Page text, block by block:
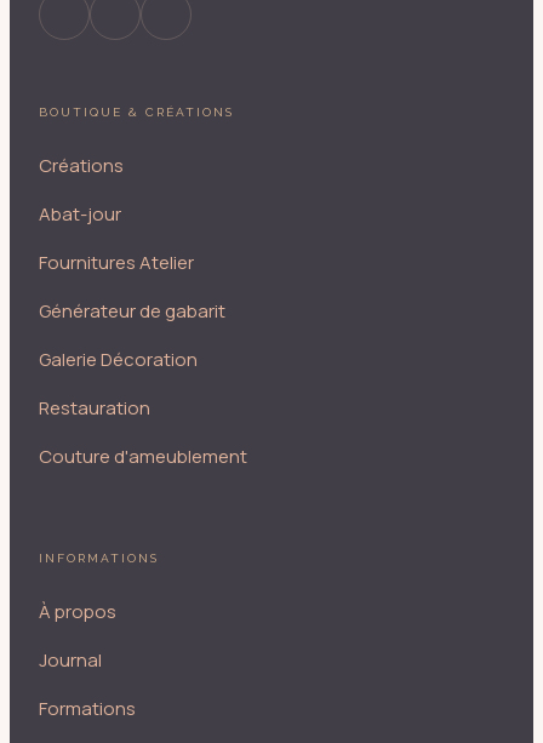
BOUTIQUE & CRÉATIONS
Créations
Abat-jour
Fournitures Atelier
Générateur de gabarit
Galerie Décoration
Restauration
Couture d'ameublement
INFORMATIONS
À propos
Journal
Formations